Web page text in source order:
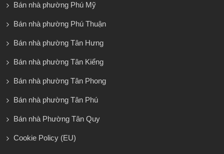
Bán nhà phường Phú Mỹ
Bán nhà phường Phú Thuận
Bán nhà phường Tân Hưng
Bán nhà phường Tân Kiểng
Bán nhà phường Tân Phong
Bán nhà phường Tân Phú
Bán nhà Phường Tân Quy
Cookie Policy (EU)